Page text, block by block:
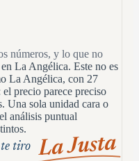
números, y lo que no
La Angélica. Este no es
La Angélica, con 27
precio parece preciso
Una sola unidad cara o
análisis puntual
te tiro La Justa